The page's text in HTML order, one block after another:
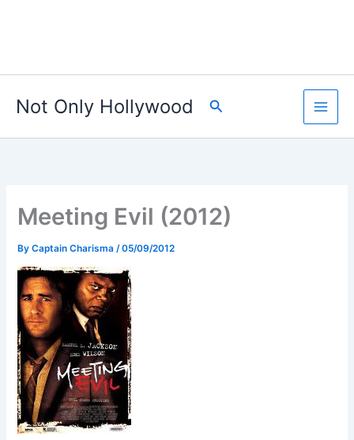
Not Only Hollywood Search
Meeting Evil (2012)
ByCaptain Charisma /05/09/2012